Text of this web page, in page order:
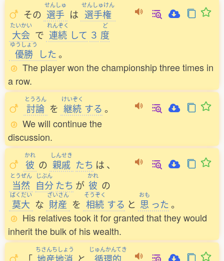
その
せんしゅ
選手 は
せんしゅけん
選手権
たいかい
大会 で
れんぞく
連続 して ３
ど
度
ゆうしょう
優勝 した。
The player won the championship three times in
a row.
とうろん
討論 を
けいぞく
継続 する 。
We will continue the
discussion.
かれ
彼 の
しんせき
親戚 たち は 、
とうぜん
当然
じぶん
自分 たち が
かれ
彼 の
ばくだい
莫大 な
ざいさん
財産 を
そうぞく
相続 する と
おも
思 った。
His relatives took it for granted that they would
inherit the bulk of his wealth.
ちさんちしょう じゅんかんてき